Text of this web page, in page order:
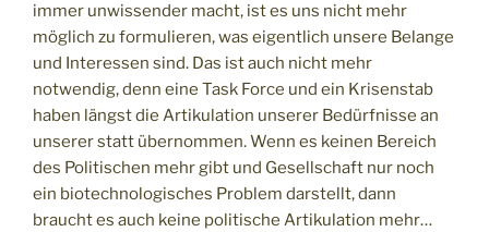
immer unwissender macht, ist es uns nicht mehr
möglich zu formulieren, was eigentlich unsere Belange
und Interessen sind. Das ist auch nicht mehr
notwendig, denn eine Task Force und ein Krisenstab
haben längst die Artikulation unserer Bedürfnisse an
unserer statt übernommen. Wenn es keinen Bereich
des Politischen mehr gibt und Gesellschaft nur noch
ein biotechnologisches Problem darstellt, dann
braucht es auch keine politische Artikulation mehr…